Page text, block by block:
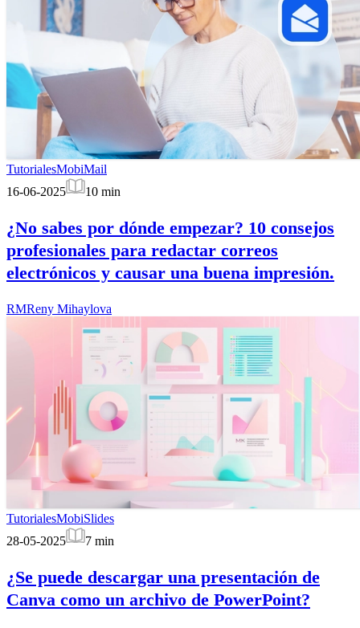
TutorialesMobiMail
16-06-2025
10 min
¿No sabes por dónde empezar? 10 consejos
profesionales para redactar correos
electrónicos y causar una buena impresión.
RMReny Mihaylova
TutorialesMobiSlides
28-05-2025
7 min
¿Se puede descargar una presentación de
Canva como un archivo de PowerPoint?